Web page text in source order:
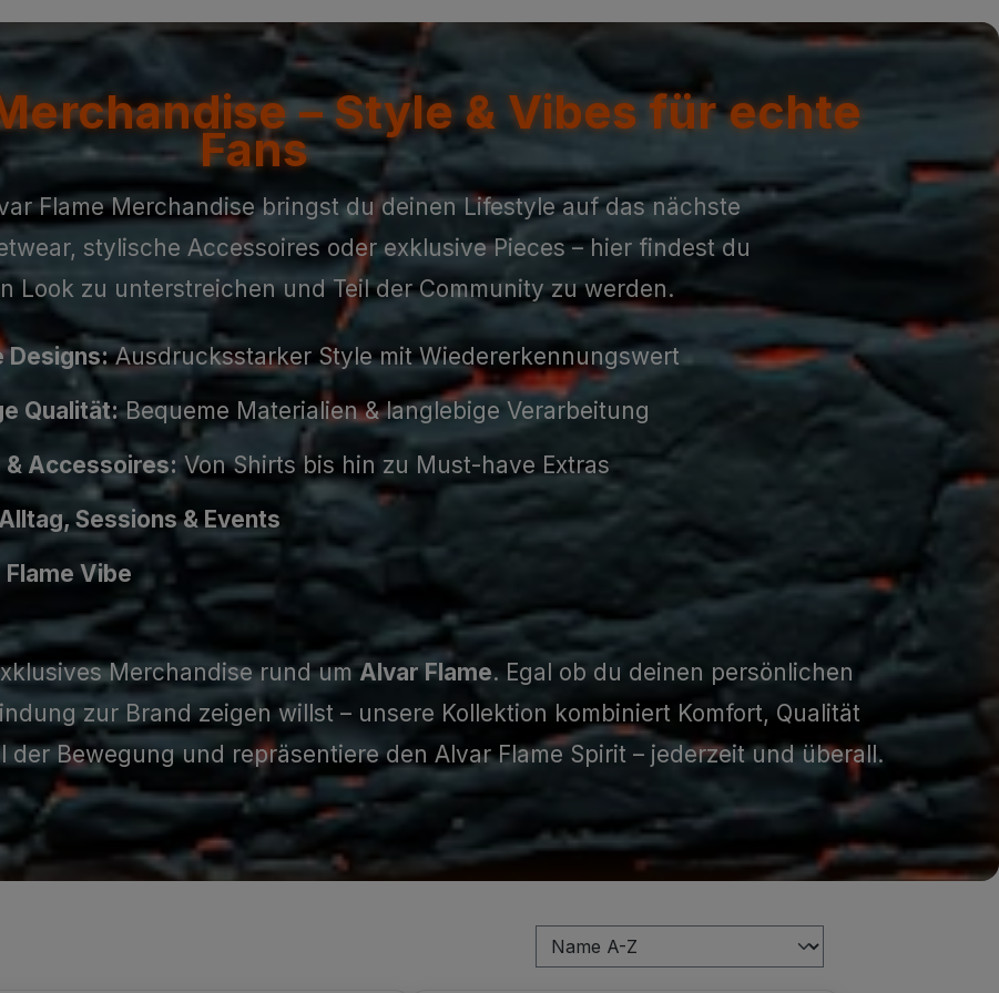
– Style & Vibes für echte
Fans
Flame Merchandise bringst du deinen Lifestyle auf das nächste
stylische Accessoires oder exklusive Pieces – hier findest du
Look zu unterstreichen und Teil der Community zu werden.
Designs:Ausdrucksstarker Style mit Wiedererkennungswert
Qualität:Bequeme Materialien & langlebige Verarbeitung
Accessoires: Von Shirts bis hin zu Must-have Extras
Sessions & Events
Vibe
Merchandise rund umAlvar Flame. Egal ob du deinen persönlichen
zur Brand zeigen willst – unsere Kollektion kombiniert Komfort, Qualität
der Bewegung und repräsentiere den Alvar Flame Spirit – jederzeit und überall.